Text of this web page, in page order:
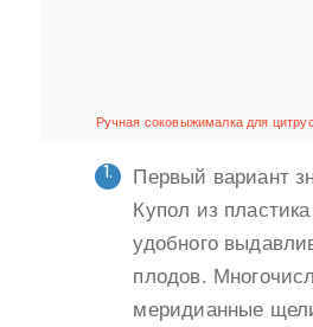
Ручная соковыжималка для
Первый вариант
Купол из
удобного
плодов.
меридианные